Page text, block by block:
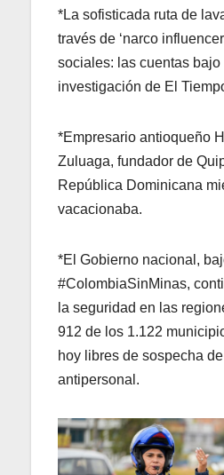
*La sofisticada ruta de
través de ‘narco
sociales: las cuentas bajo
investigación de El
*Empresario antioqueño
Zuluaga, fundador de
República Dominicana
vacacionaba.
*El Gobierno nacional,
#ColombiaSinMinas,
la seguridad en las
912 de los 1.122
hoy libres de sospecha
antipersonal.